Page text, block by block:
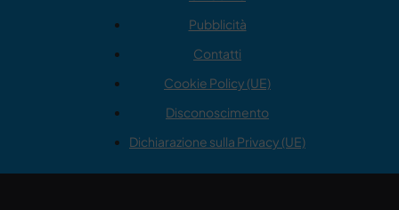
Pubblicità
Contatti
Cookie Policy (UE)
Disconoscimento
Dichiarazione sulla Privacy (UE)